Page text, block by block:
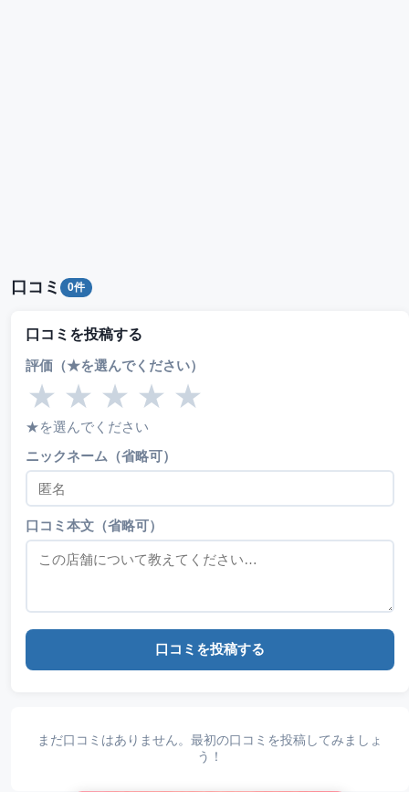
口コミ 0件
口コミを投稿する
評価（★を選んでください）
★ ★ ★ ★ ★
★を選んでください
ニックネーム（省略可）
口コミ本文（省略可）
口コミを投稿する
まだ口コミはありません。最初の口コミを投稿してみましょ
う！